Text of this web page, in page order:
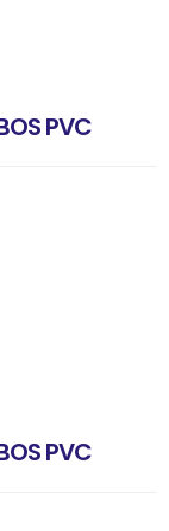
PVC
PVC